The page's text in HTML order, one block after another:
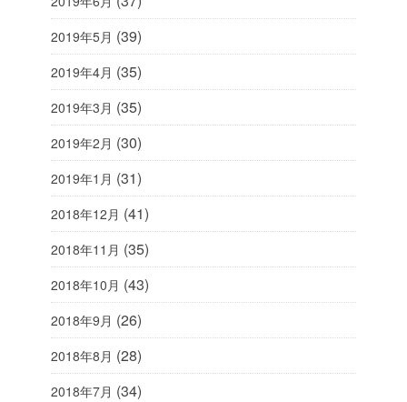
2019年5月 (39)
2019年4月 (35)
2019年3月 (35)
2019年2月 (30)
2019年1月 (31)
2018年12月 (41)
2018年11月 (35)
2018年10月 (43)
2018年9月 (26)
2018年8月 (28)
2018年7月 (34)